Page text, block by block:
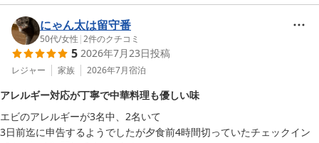
申し上げます。
箱根湯本駅からのアクセスやあじさい橋のロケーションをはじめ、
ご夕食にもご満足いただけたご様子を大変嬉しく拝読いたしまし
た。
また、貸出備品の充電器がお役に立ったとお伺いし安堵いたしまし
温泉やサウナの温度につきましても、お客様のお好みに合い、ゆっ
たりと満喫していただけたようで何よりでございます。
この度頂戴いたしましたお言葉を胸に、これからも皆様に快適で心
にゃん太は留守番
50代/女性 |2件のクチコミ
5 2026年7月23日投稿
レジャー 家族 2026年7月宿泊
アレルギー対応が丁寧で中華料理も優しい味
エビのアレルギーが3名中、2名いて
3日前迄に申告するようでしたが夕食前4時間切っていたチェックイン